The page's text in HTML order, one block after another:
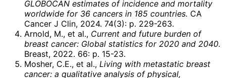
GLOBOCAN estimates of incidence and mortality
worldwide for 36 cancers in 185 countries. CA
Cancer J Clin, 2024. 74(3): p. 229-263.
Arnold, M., et al., Current and future burden of
breast cancer: Global statistics for 2020 and 2040.
Breast, 2022. 66: p. 15-23.
Mosher, C.E., et al., Living with metastatic breast
cancer: a qualitative analysis of physical,